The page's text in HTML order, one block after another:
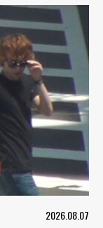
2026.08.07